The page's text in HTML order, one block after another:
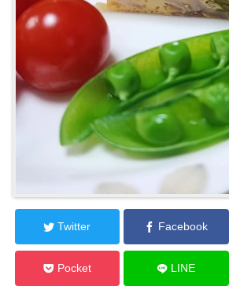
Twitter Facebook
Pocket LINE